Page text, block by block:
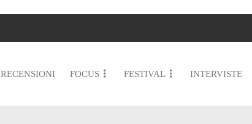
RECENSIONI FOCUS FESTIVAL INTERVISTE